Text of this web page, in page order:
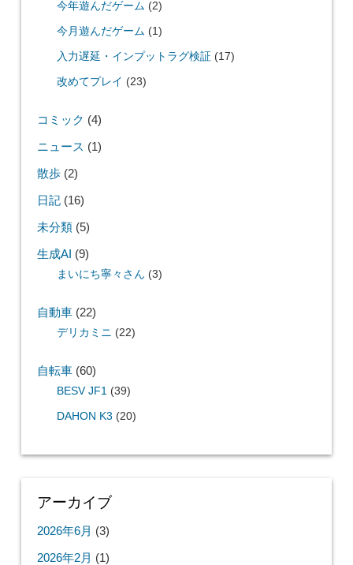
今年遊んだゲーム (2)
今月遊んだゲーム (1)
入力遅延・インプットラグ検証 (17)
改めてプレイ (23)
コミック (4)
ニュース (1)
散歩(2)
日記(16)
未分類(5)
生成AI (9)
まいにち寧々さん (3)
自動車(22)
デリカミニ (22)
自転車(60)
BESV JF1 (39)
DAHON K3 (20)
アーカイブ
2026年6月 (3)
2026年2月 (1)